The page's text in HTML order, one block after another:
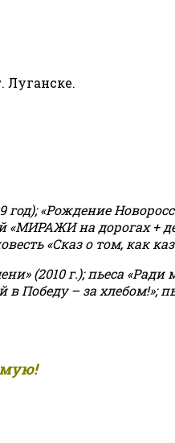
Луганске.
«Рождение
«МИРАЖИ на дорогах +
«Сказ о том, как
(2010 г.); пьеса «Ради
в Победу – за хлебом!»;